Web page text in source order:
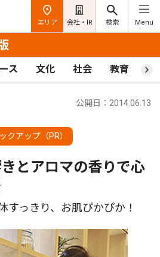
エリア 会社・IR 検索 Menu
ス 文化 社会 教育 ス
クアップ（PR）
公開日：2014.06.13
とアロマの香りで心
すっきり、お肌ぴかぴか！